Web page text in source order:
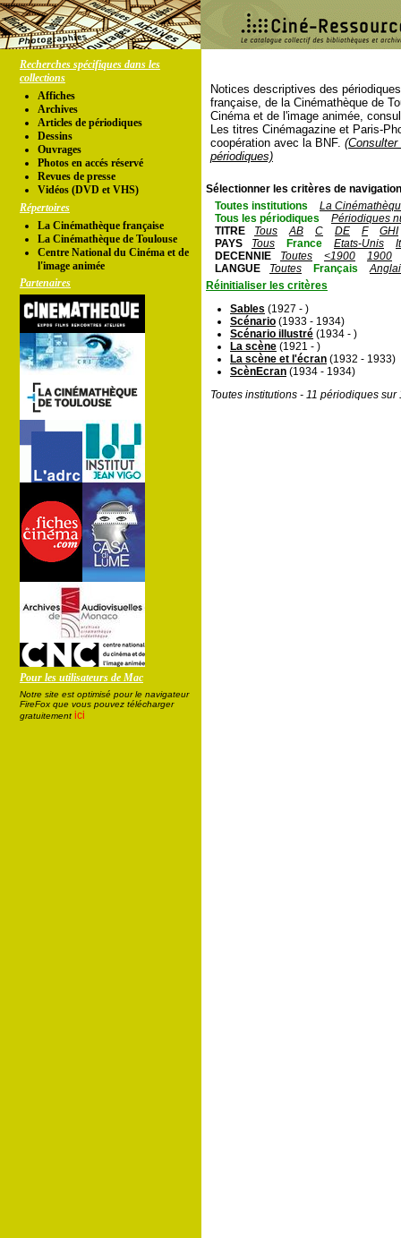
Recherches spécifiques dans les
collections
Affiches
Archives
Articles de périodiques
Dessins
Ouvrages
Photos en accés réservé
Revues de presse
Vidéos (DVD et VHS)
Répertoires
La Cinémathèque française
La Cinémathèque de Toulouse
Centre National du Cinéma et de
l'image animée
Partenaires
Pour les utilisateurs de Mac
Notre site est optimisé pour le navigateur
FireFox que vous pouvez télécharger
gratuitement ici
Notices descriptives des
française, de la Cinémathèque de
Cinéma et de l'image animée,
Les titres Cinémagazine et Paris-
coopération avec la BNF.
périodiques)
Sélectionner les critères de
Toutes institutions
La
Tous les périodiques
Périodiques
TITRE
Tous AB C DE F
GHI
PAYS
Tous France Etats-Unis
DECENNIE
Toutes <1900
1900
LANGUE
Toutes Français
Réinitialiser les critères
Sables (1927 - )
Scénario (1933 - 1934)
Scénario illustré (1934 - )
La scène (1921 - )
La scène et l'écran (1932 - 1933)
ScènEcran (1934 - 1934)
Toutes institutions - 11 périodiques sur